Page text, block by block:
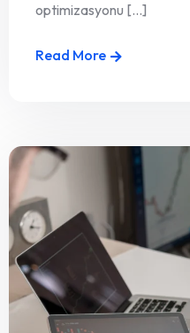
optimizasyonu [...]
Read More